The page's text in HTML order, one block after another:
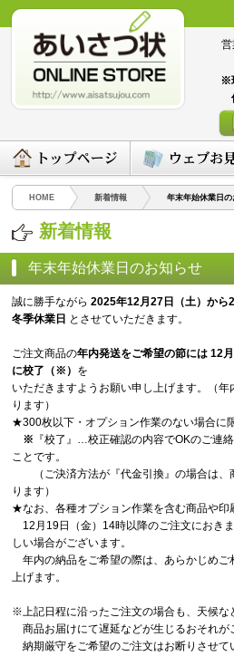
※
HOME 新着情報 年末年始休業日
新着情報
年末年始休業日のお知らせ
誠に勝手ながら2025年12月27日（土）から
冬季休業日 とさせていただきます。
ご注文商品の年内発送をご希望の節には12
に校了 （※） を
いただきますようお願い申し上げます。（
ります）
★300枚以下・オプション作業のない場合に
※ 『校了』…校正確認の内容でOKのご連
ことです。
（ご決済方法が『代金引換』の場合は、
ります）
★なお、各種オプション作業を含む商品や印
12月19日（金）14時以降のご注文におき
しい場合がございます。
年内の納品をご希望の際は、あらかじめご
上げます。
※上記日程に沿ったご注文の場合も、天候な
商品お届けにて遅延などが生じるおそれが
納期厳守をご希望のご注文はお断りさせて